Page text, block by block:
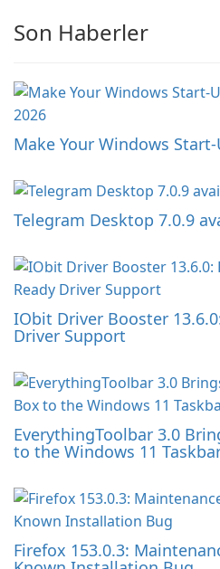
Son Haberler
Make Your Windows
Telegram Desktop 7.0.9
IObit Driver Booster
Driver Support
EverythingToolbar 3.0
to the Windows 11
Firefox 153.0.3: